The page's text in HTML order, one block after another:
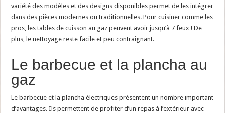
variété des modèles et des designs disponibles permet de les intégrer
dans des pièces modernes ou traditionnelles. Pour cuisiner comme les
pros, les tables de cuisson au gaz peuvent avoir jusqu’à 7 feux ! De
plus, le nettoyage reste facile et peu contraignant.
Le barbecue et la plancha au
gaz
Le barbecue et la plancha électriques présentent un nombre important
d’avantages. Ils permettent de profiter d’un repas à l’extérieur avec